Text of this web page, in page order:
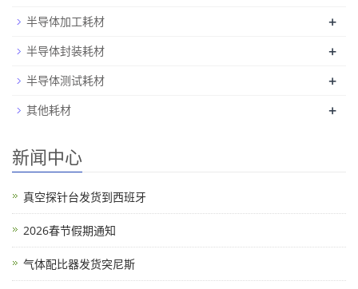
半导体加工耗材
+
半导体封装耗材 +
半导体测试耗材 +
其他耗材 +
新闻中心
真空探针台发货到西班牙
2026春节假期通知
气体配比器发货突尼斯